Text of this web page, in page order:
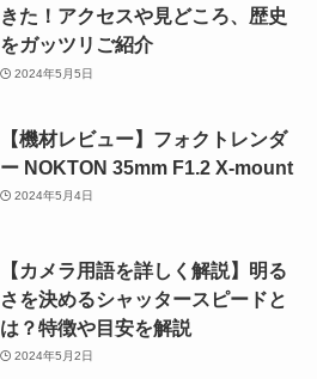
きた！アクセスや見どころ、歴史
をガッツリご紹介
2024年5月5日
【機材レビュー】フォクトレンダ
ー NOKTON 35mm F1.2 X-mount
2024年5月4日
【カメラ用語を詳しく解説】明る
さを決めるシャッタースピードと
は？特徴や目安を解説
2024年5月2日